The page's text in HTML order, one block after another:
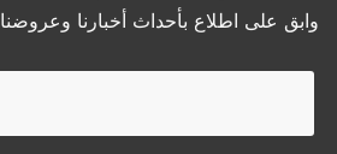
وابق على اطلاع بأحداث أخبارنا وعروضنا